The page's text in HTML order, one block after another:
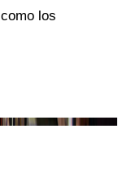
los